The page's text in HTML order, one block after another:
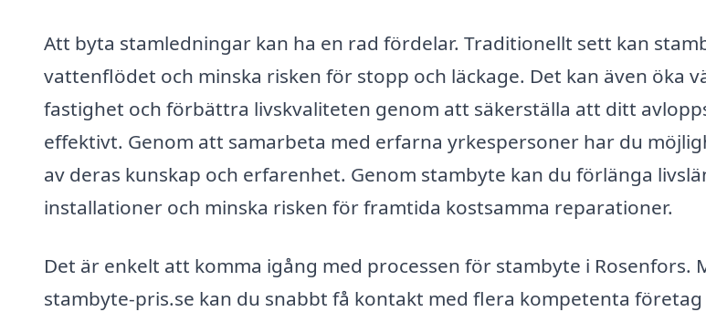
Att byta stamledningar kan ha en rad fördelar. Traditionellt sett kan
vattenflödet och minska risken för stopp och läckage. Det kan även öka
fastighet och förbättra livskvaliteten genom att säkerställa att ditt
effektivt. Genom att samarbeta med erfarna yrkespersoner har du
av deras kunskap och erfarenhet. Genom stambyte kan du förlänga
installationer och minska risken för framtida kostsamma reparationer.
Det är enkelt att komma igång med processen för stambyte i Rosenfors.
stambyte-pris.se kan du snabbt få kontakt med flera kompetenta